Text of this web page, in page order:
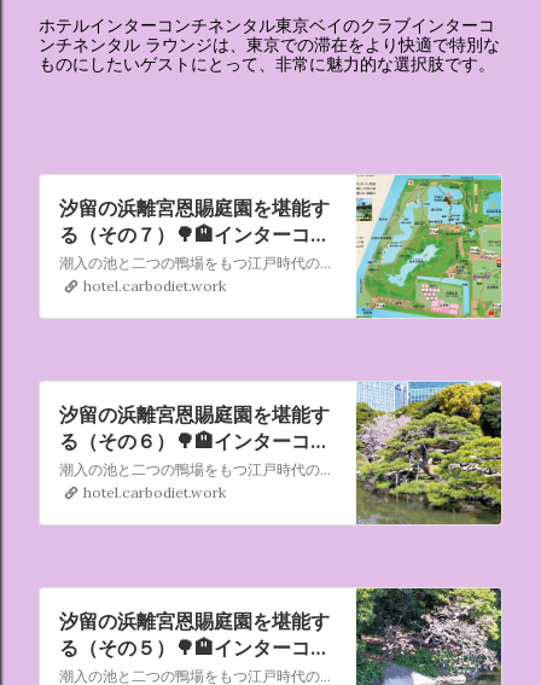
ホテルインターコンチネンタル東京ベイのクラブインターコ
ンチネンタル ラウンジは、東京での滞在をより快適で特別な
ものにしたいゲストにとって、非常に魅力的な選択肢です。
汐留の浜離宮恩賜庭園を堪能す
る（その７）🌳🏨インターコン
チネンタル東京ベイ
2022/04/09～10
潮入の池と二つの鴨場をもつ江戸時代の代表的な大名庭園。潮入の池とは、海水を導き潮の満ち干によって池の趣を変えるもので、海辺の庭園で通常用いられていた様式です。 旧芝離宮恩賜庭園、清澄庭園、旧安田庭園なども昔は潮入の池でした。しかし現在、実際に海水が出入りしているのは、ここだけです。
hotel.carbodiet.work
汐留の浜離宮恩賜庭園を堪能す
る（その６）🌳🏨インターコン
チネンタル東京ベイ
2022/04/09～10
潮入の池と二つの鴨場をもつ江戸時代の代表的な大名庭園。潮入の池とは、海水を導き潮の満ち干によって池の趣を変えるもので、海辺の庭園で通常用いられていた様式です。 旧芝離宮恩賜庭園、清澄庭園、旧安田庭園なども昔は潮入の池でした。しかし現在、実際に海水が出入りしているのは、ここだけです。
hotel.carbodiet.work
汐留の浜離宮恩賜庭園を堪能す
る（その５）🌳🏨インターコン
チネンタル東京ベイ
潮入の池と二つの鴨場をもつ江戸時代の代表的な大名庭園。潮入の池とは、海水を導き潮の満ち干によって池の趣を変えるもので、海辺の庭園で通常用いられていた様式です。 旧芝離宮恩賜庭園、清澄庭園、旧安田庭園なども昔は潮入の池でした。しかし現在、実際に海水が出入りしているのは、ここだけです。